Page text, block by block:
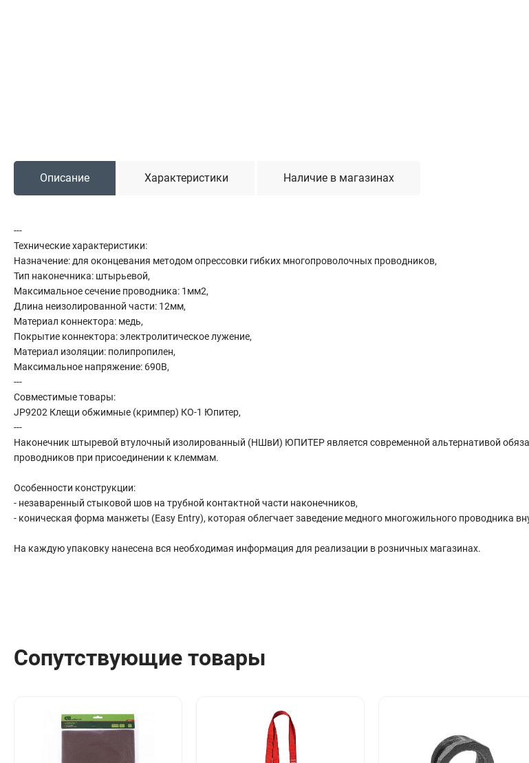
Автомобильный инструмент
Наборы шоферские
Тросы буксировочные
Тали цепные
Сантехника
Канализация
Соединители сантехнические
Таймеры подачи воды
Тройники сантехнические
Описание Характеристики Наличие в магазинах
---
Технические характеристики:
Назначение: для оконцевания методом опрессовки гибких многопроволочных проводников,
Тип наконечника: штырьевой,
Максимальное сечение проводника: 1мм2,
Длина неизолированной части: 12мм,
Материал коннектора: медь,
Покрытие коннектора: электролитическое лужение,
Материал изоляции: полипропилен,
Максимальное напряжение: 690В,
---
Совместимые товары:
JP9202 Клещи обжимные (кримпер) КО-1 Юпитер,
---
Наконечник штыревой втулочный изолированный (НШвИ) ЮПИТЕР является современной альтернативой
проводников при присоединении к клеммам.
Особенности конструкции:
- незаваренный стыковой шов на трубной контактной части наконечников,
- коническая форма манжеты (Easy Entry), которая облегчает заведение медного многожильного проводника
На каждую упаковку нанесена вся необходимая информация для реализации в розничных магазинах.
Сопутствующие товары